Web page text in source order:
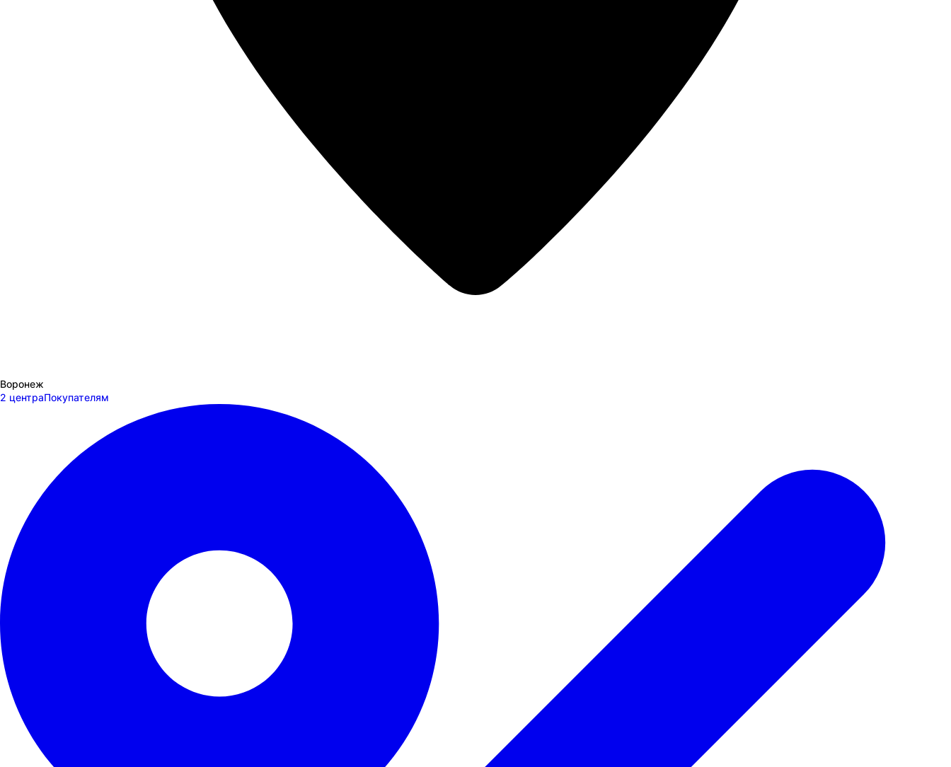
Воронеж
2 центраПокупателям